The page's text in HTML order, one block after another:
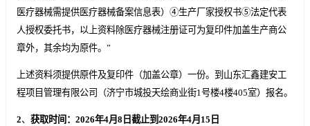
医疗器械需提供医疗器械备案信息表）④生产厂家授权书⑤法定代表
人授权委托书，以上资料除医疗器械注册证可为复印件加盖生产商公
章外，其余均为原件。”
上述资料须提供原件及复印件（加盖公章）一份。到山东汇鑫建安工
程项目管理有限公司（济宁市城投天绘商业街1号楼4楼405室）报名。
2、 获取时间： 2026年4月 8 日截止到 2026年4月 15 日